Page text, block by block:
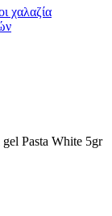
χαλαζία
gel Pasta White 5gr